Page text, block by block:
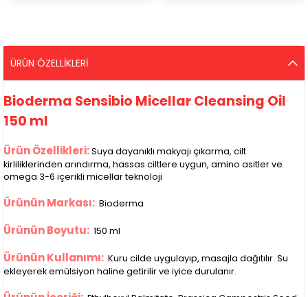
ÜRÜN ÖZELLIKLERI
Bioderma Sensibio Micellar Cleansing Oil
150 ml
Ürün Özellikleri: Suya dayanıklı makyajı çıkarma, cilt
kirliliklerinden arındırma, hassas ciltlere uygun, amino asitler ve
omega 3-6 içerikli micellar teknoloji
Ürünün Markası: Bioderma
Ürünün Boyutu: 150 ml
Ürünün Kullanımı: Kuru cilde uygulayıp, masajla dağıtılır. Su
ekleyerek emülsiyon haline getirilir ve iyice durulanır.